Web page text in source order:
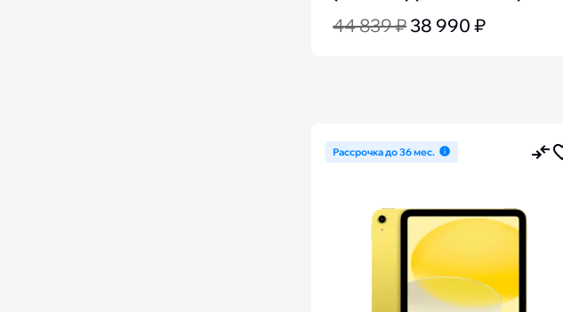
44 839 ₽ 38 990 ₽
Рассрочка до 36 мес.